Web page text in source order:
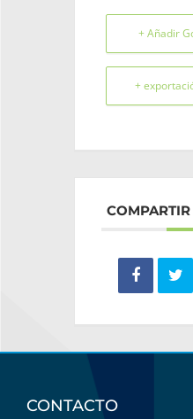
+ Añadir
+
CONTACTO